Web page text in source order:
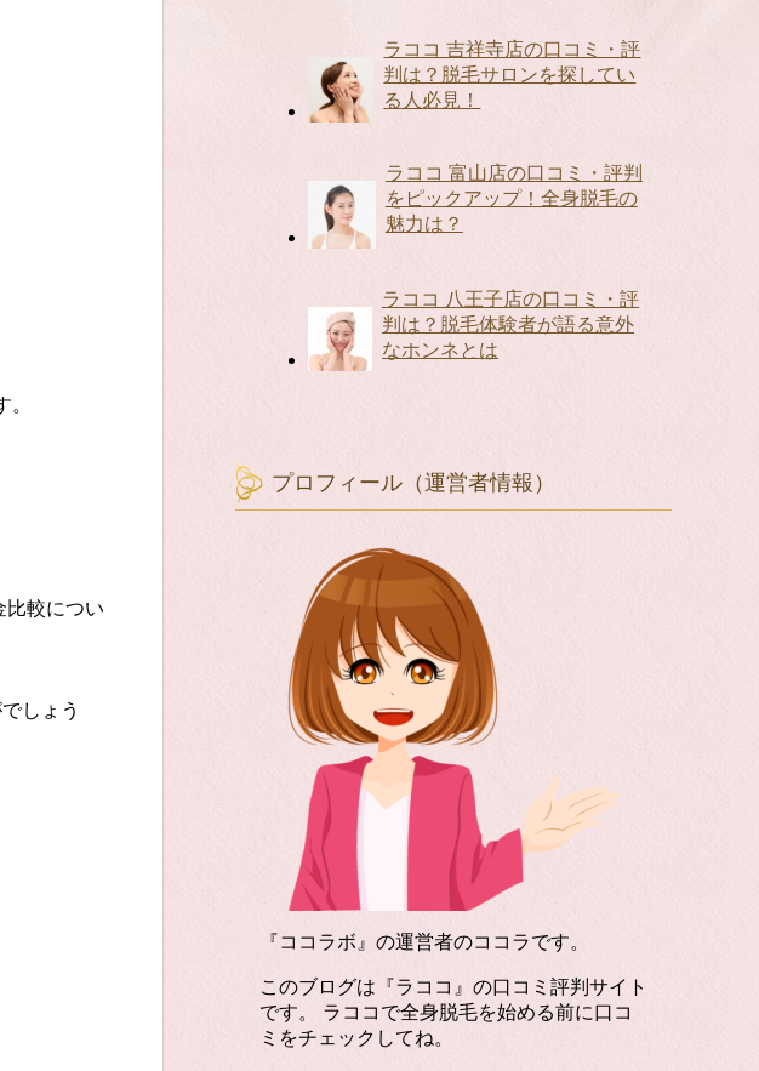
比較につい
しょう
ラココ 吉祥寺店の口コミ・評
判は？脱毛サロンを探してい
る人必見！
ラココ 富山店の口コミ・評判
をピックアップ！全身脱毛の
魅力は？
ラココ 八王子店の口コミ・評
判は？脱毛体験者が語る意外
なホンネとは
プロフィール（運営者情報）
『ココラボ』の運営者のココラです。
このブログは『ラココ』の口コミ評判サイト
です。 ラココで全身脱毛を始める前に口コ
ミをチェックしてね。